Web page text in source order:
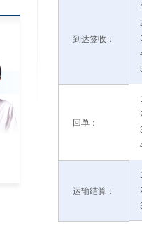
到达签收：
回单：
运输结算：